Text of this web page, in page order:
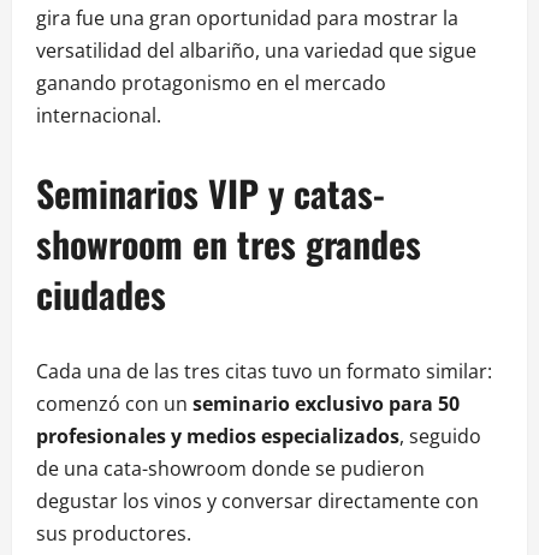
gira fue una gran oportunidad para mostrar la
versatilidad del albariño, una variedad que sigue
ganando protagonismo en el mercado
internacional.
Seminarios VIP y catas-
showroom en tres grandes
ciudades
Cada una de las tres citas tuvo un formato similar:
comenzó con un seminario exclusivo para 50
profesionales y medios especializados, seguido
de una cata-showroom donde se pudieron
degustar los vinos y conversar directamente con
sus productores.